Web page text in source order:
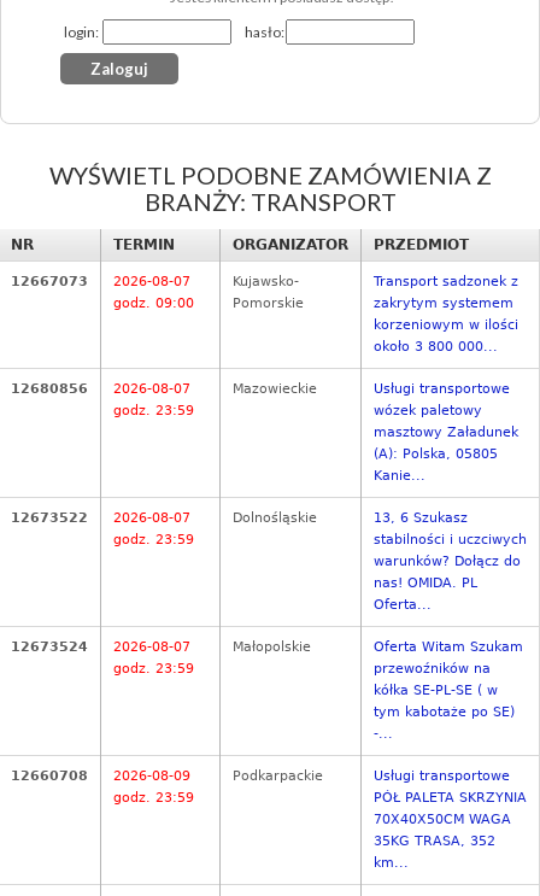
login:
hasło:
WYŚWIETL PODOBNE ZAMÓWIENIA Z
BRANŻY: TRANSPORT
NR TERMIN ORGANIZATOR PRZEDMIOT
12667073
2026-08-07
godz. 09:00
Kujawsko-
Pomorskie
Transport sadzonek z
zakrytym systemem
korzeniowym w ilości
około 3 800 000...
12680856
2026-08-07
godz. 23:59
Mazowieckie
Usługi transportowe
wózek paletowy
masztowy Załadunek
(A): Polska, 05805
Kanie...
12673522
2026-08-07
godz. 23:59
Dolnośląskie
13, 6 Szukasz
stabilności i uczciwych
warunków? Dołącz do
nas! OMIDA. PL
Oferta...
12673524
2026-08-07
godz. 23:59
Małopolskie
Oferta Witam Szukam
przewoźników na
kółka SE-PL-SE ( w
tym kabotaże po SE)
-...
12660708
2026-08-09
godz. 23:59
Podkarpackie
Usługi transportowe
PÓŁ PALETA SKRZYNIA
70X40X50CM WAGA
35KG TRASA, 352
km...